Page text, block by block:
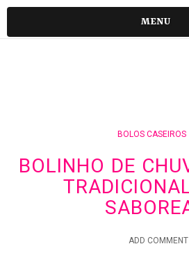
MENU
BOLOS CASEIROS
BOLINHO DE
ADD COMMENT